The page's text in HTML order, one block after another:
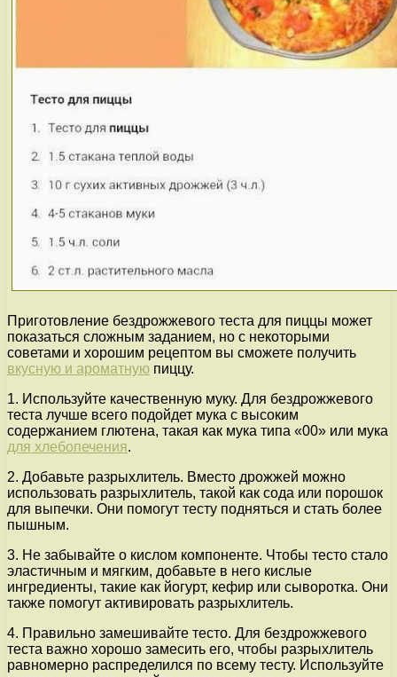
Приготовление бездрожжевого теста для пиццы может
показаться сложным заданием, но с некоторыми
советами и хорошим рецептом вы сможете получить
вкусную и ароматную пиццу.
1. Используйте качественную муку. Для бездрожжевого
теста лучше всего подойдет мука с высоким
содержанием глютена, такая как мука типа «00» или мука
для хлебопечения.
2. Добавьте разрыхлитель. Вместо дрожжей можно
использовать разрыхлитель, такой как сода или порошок
для выпечки. Они помогут тесту подняться и стать более
пышным.
3. Не забывайте о кислом компоненте. Чтобы тесто стало
эластичным и мягким, добавьте в него кислые
ингредиенты, такие как йогурт, кефир или сыворотка. Они
также помогут активировать разрыхлитель.
4. Правильно замешивайте тесто. Для бездрожжевого
теста важно хорошо замесить его, чтобы разрыхлитель
равномерно распределился по всему тесту. Используйте